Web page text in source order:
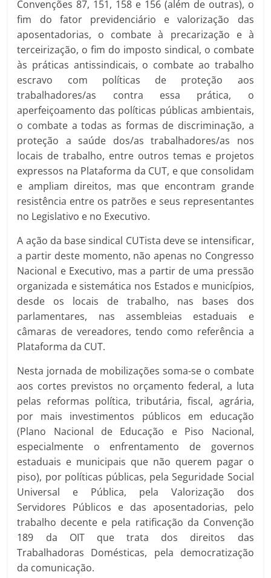
Convenções 87, 151, 158 e 156 (além de outras), o
fim do fator previdenciário e valorização das
aposentadorias, o combate à precarização e à
terceirização, o fim do imposto sindical, o combate
às práticas antissindicais, o combate ao trabalho
escravo com políticas de proteção aos
trabalhadores/as contra essa prática, o
aperfeiçoamento das políticas públicas ambientais,
o combate a todas as formas de discriminação, a
proteção a saúde dos/as trabalhadores/as nos
locais de trabalho, entre outros temas e projetos
expressos na Plataforma da CUT, e que consolidam
e ampliam direitos, mas que encontram grande
resistência entre os patrões e seus representantes
no Legislativo e no Executivo.
A ação da base sindical CUTista deve se intensificar,
a partir deste momento, não apenas no Congresso
Nacional e Executivo, mas a partir de uma pressão
organizada e sistemática nos Estados e municípios,
desde os locais de trabalho, nas bases dos
parlamentares, nas assembleias estaduais e
câmaras de vereadores, tendo como referência a
Plataforma da CUT.
Nesta jornada de mobilizações soma-se o combate
aos cortes previstos no orçamento federal, a luta
pelas reformas política, tributária, fiscal, agrária,
por mais investimentos públicos em educação
(Plano Nacional de Educação e Piso Nacional,
especialmente o enfrentamento de governos
estaduais e municipais que não querem pagar o
piso), por políticas públicas, pela Seguridade Social
Universal e Pública, pela Valorização dos
Servidores Públicos e das aposentadorias, pelo
trabalho decente e pela ratificação da Convenção
189 da OIT que trata dos direitos das
Trabalhadoras Domésticas, pela democratização
da comunicação.